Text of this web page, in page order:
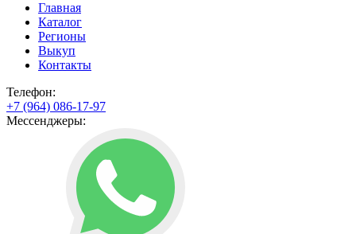
Главная
Каталог
Регионы
Выкуп
Контакты
Телефон:
+7 (964) 086-17-97
Мессенджеры: